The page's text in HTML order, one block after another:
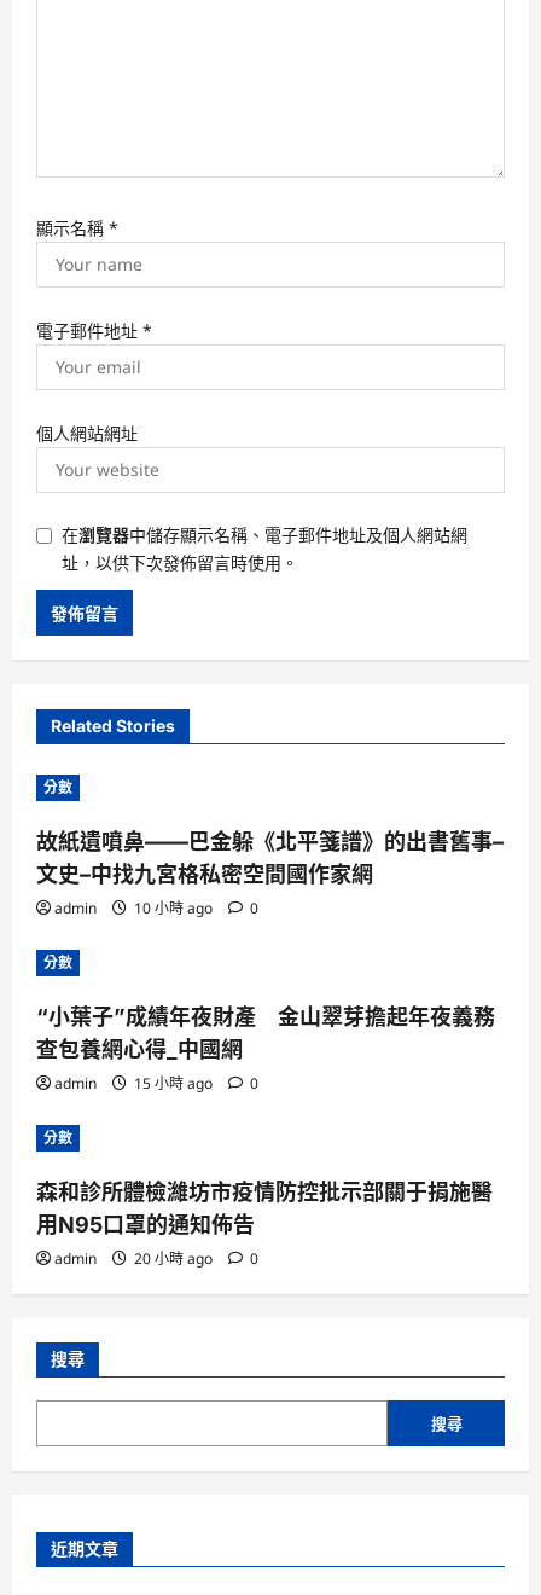
顯示名稱 *
電子郵件地址 *
個人網站網址
在瀏覽器中儲存顯示名稱、電子郵件地址及個人網站網
址，以供下次發佈留言時使用。
Related Stories
分數
故紙遺噴鼻——巴金躲《北平箋譜》的出書舊事–
文史–中找九宮格私密空間國作家網
admin 10 小時 ago 0
分數
“小葉子”成績年夜財產 金山翠芽擔起年夜義務
查包養網心得_中國網
admin 15 小時 ago 0
分數
森和診所體檢濰坊市疫情防控批示部關于捐施醫
用N95口罩的通知佈告
admin 20 小時 ago 0
搜尋
搜尋
近期文章